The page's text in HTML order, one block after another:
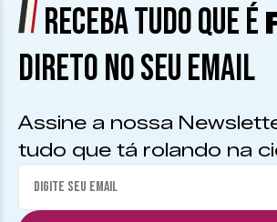
RECEBA TUDO QUE É
DIRETO NO SEU EMAIL
Assine a nossa
tudo que tá rolando na